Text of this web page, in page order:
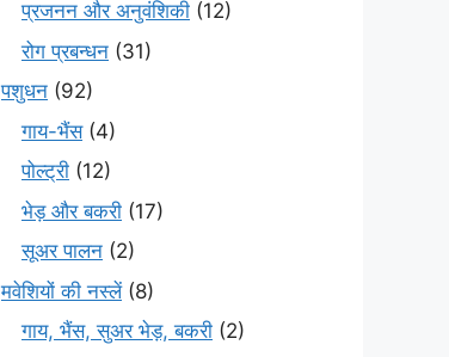
प्रजनन और अनुवंशिकी (12)
रोग प्रबन्धन (31)
पशुधन (92)
गाय-भैंस(4)
पोल्ट्री (12)
भेड़ और बकरी (17)
सूअर पालन (2)
मवेशियों की नस्लें(8)
गाय, भैंस, सुअर भेड़, बकरी (2)